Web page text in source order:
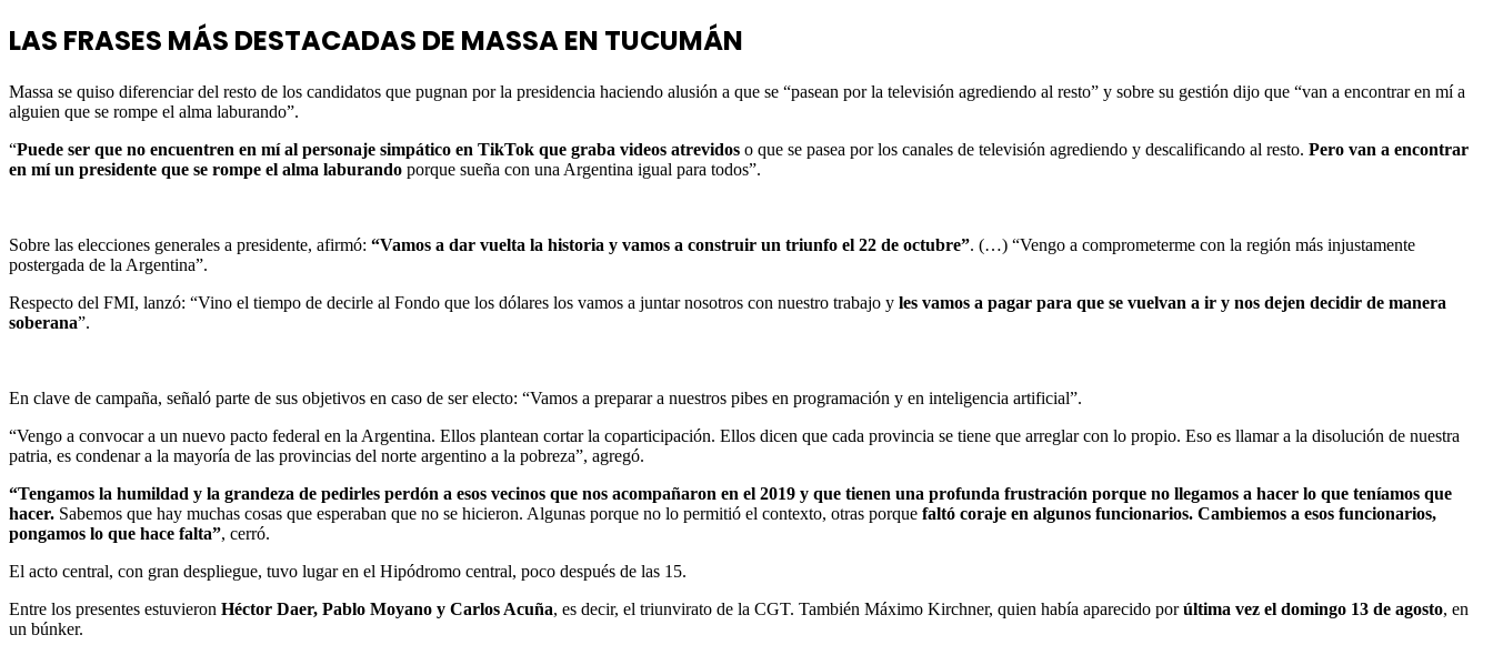
LAS FRASES MÁS DESTACADAS DE MASSA EN TUCUMÁN
Massa se quiso diferenciar del resto de los candidatos que pugnan por la presidencia haciendo alusión a que se “pasean por la televisión agrediendo al resto” y sobre su gestión dijo que “van a encontrar en mí a
alguien que se rompe el alma laburando”.
“Puede ser que no encuentren en mí al personaje simpático en TikTok que graba videos atrevidos o que se pasea por los canales de televisión agrediendo y descalificando al resto. Pero van a encontrar
en mí un presidente que se rompe el alma laburando porque sueña con una Argentina igual para todos”.
Sobre las elecciones generales a presidente, afirmó: “Vamos a dar vuelta la historia y vamos a construir un triunfo el 22 de octubre”. (…) “Vengo a comprometerme con la región más injustamente
postergada de la Argentina”.
Respecto del FMI, lanzó: “Vino el tiempo de decirle al Fondo que los dólares los vamos a juntar nosotros con nuestro trabajo y les vamos a pagar para que se vuelvan a ir y nos dejen decidir de manera
soberana”.
En clave de campaña, señaló parte de sus objetivos en caso de ser electo: “Vamos a preparar a nuestros pibes en programación y en inteligencia artificial”.
“Vengo a convocar a un nuevo pacto federal en la Argentina. Ellos plantean cortar la coparticipación. Ellos dicen que cada provincia se tiene que arreglar con lo propio. Eso es llamar a la disolución de nuestra
patria, es condenar a la mayoría de las provincias del norte argentino a la pobreza”, agregó.
“Tengamos la humildad y la grandeza de pedirles perdón a esos vecinos que nos acompañaron en el 2019 y que tienen una profunda frustración porque no llegamos a hacer lo que teníamos que
hacer. Sabemos que hay muchas cosas que esperaban que no se hicieron. Algunas porque no lo permitió el contexto, otras porque faltó coraje en algunos funcionarios. Cambiemos a esos funcionarios,
pongamos lo que hace falta”, cerró.
El acto central, con gran despliegue, tuvo lugar en el Hipódromo central, poco después de las 15.
Entre los presentes estuvieron Héctor Daer, Pablo Moyano y Carlos Acuña, es decir, el triunvirato de la CGT. También Máximo Kirchner, quien había aparecido porúltima vez el domingo 13 de agosto, en
un búnker.